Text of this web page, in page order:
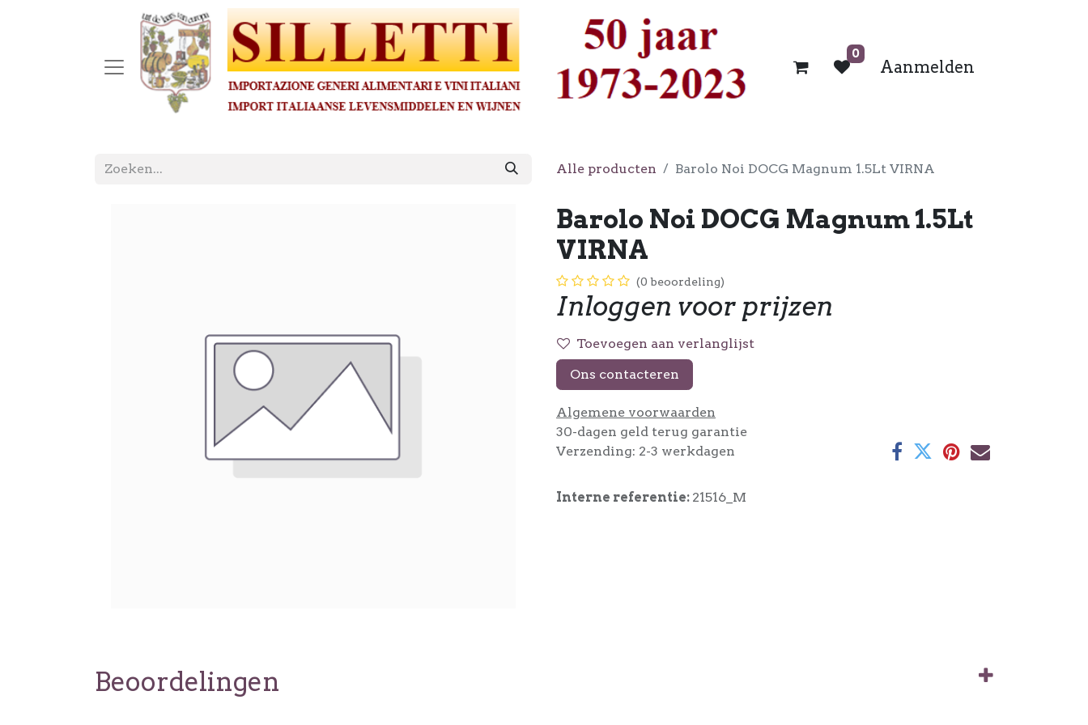
0
Aanmelden
Alle producten Barolo Noi DOCG Magnum 1.5Lt VIRNA
Barolo Noi DOCG Magnum 1.5Lt
VIRNA
(0 beoordeling)
Inloggen voor prijzen
Toevoegen aan verlanglijst
Ons contacteren
Algemene voorwaarden
30-dagen geld terug garantie
Verzending: 2-3 werkdagen
Interne referentie: 21516_M
Beoordelingen